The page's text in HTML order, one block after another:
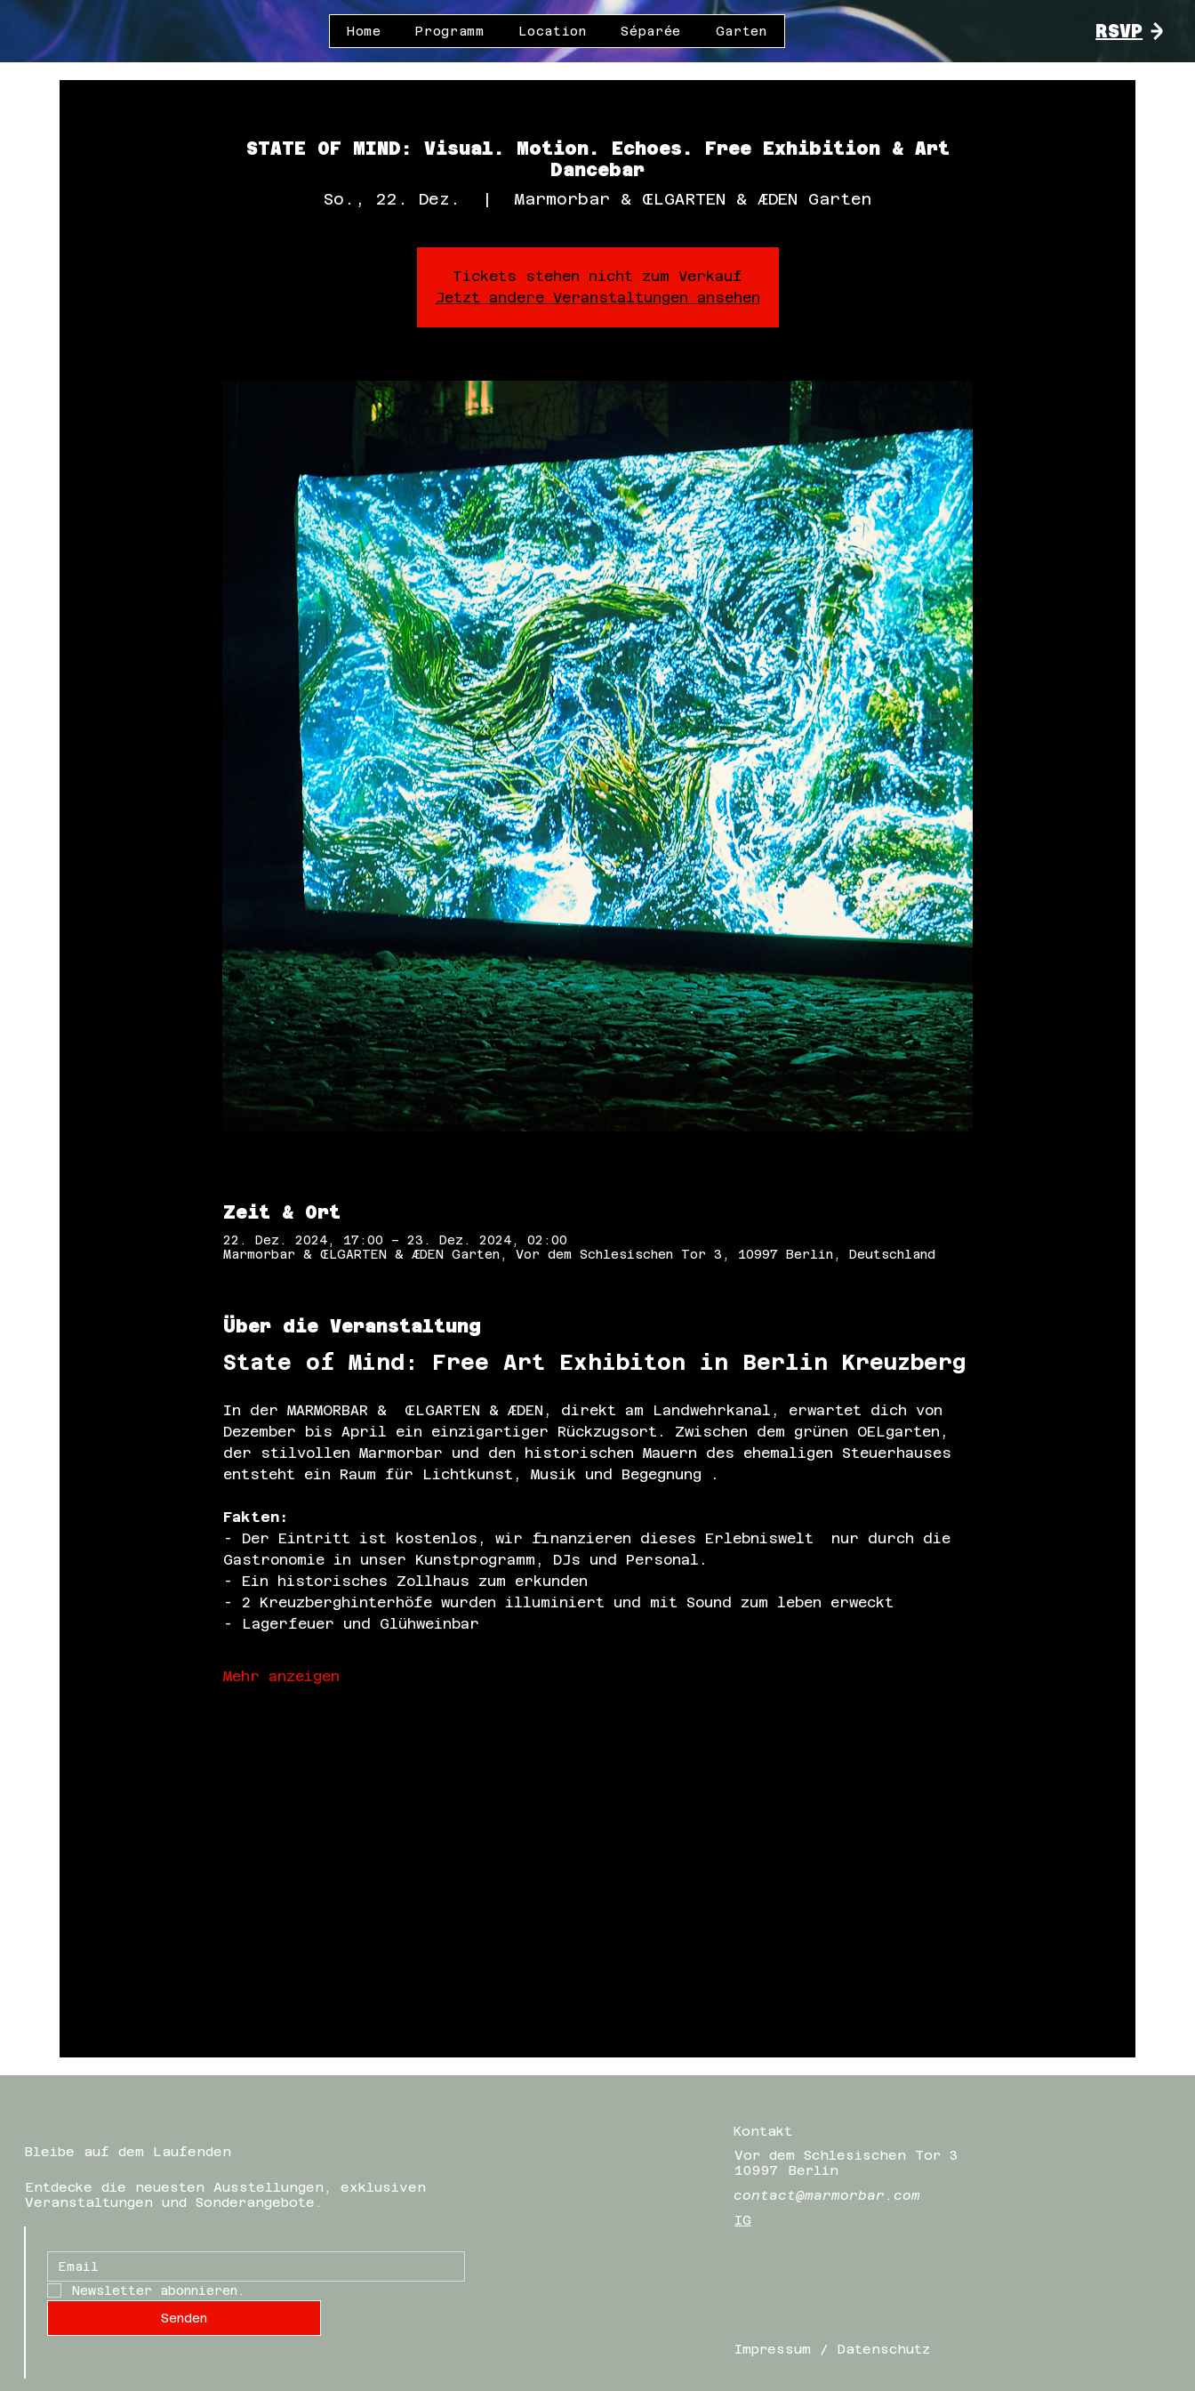
RSVP
Home Programm Location Séparée Garten
STATE OF MIND: Visual. Motion. Echoes. Free Exhibition & Art
Dancebar
So., 22. Dez.
  |
Marmorbar & ŒLGARTEN & ÆDEN Garten
Tickets stehen nicht zum Verkauf
Jetzt andere Veranstaltungen ansehen
Zeit & Ort
22. Dez. 2024, 17:00 – 23. Dez. 2024, 02:00
Marmorbar & ŒLGARTEN & ÆDEN Garten, Vor dem Schlesischen Tor 3, 10997 Berlin, Deutschland
Über die Veranstaltung
State of Mind: Free Art Exhibiton in Berlin Kreuzberg
In der MARMORBAR &  ŒLGARTEN & ÆDEN, direkt am Landwehrkanal, erwartet dich von
Dezember bis April ein einzigartiger Rückzugsort. Zwischen dem grünen OELgarten,
der stilvollen Marmorbar und den historischen Mauern des ehemaligen Steuerhauses
entsteht ein Raum für Lichtkunst, Musik und Begegnung .
Fakten:
- Der Eintritt ist kostenlos, wir finanzieren dieses Erlebniswelt  nur durch die
Gastronomie in unser Kunstprogramm, DJs und Personal.
- Ein historisches Zollhaus zum erkunden
- 2 Kreuzberghinterhöfe wurden illuminiert und mit Sound zum leben erweckt
- Lagerfeuer und Glühweinbar
Mehr anzeigen
Bleibe auf dem Laufenden
Entdecke die neuesten Ausstellungen, exklusiven
Veranstaltungen und Sonderangebote.
Newsletter abonnieren.
Senden
Kontakt
Vor dem Schlesischen Tor 3
10997 Berlin
contact@marmorbar.com
IG
Impressum / Datenschutz